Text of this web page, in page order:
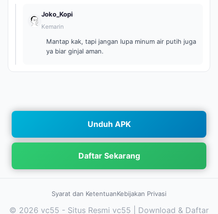
Joko_Kopi
Kemarin
Mantap kak, tapi jangan lupa minum air putih juga
ya biar ginjal aman.
Unduh APK
Daftar Sekarang
Syarat dan KetentuanKebijakan Privasi
© 2026 vc55 - Situs Resmi vc55 | Download & Daftar